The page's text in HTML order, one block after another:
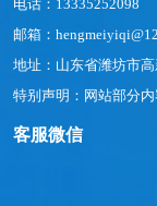
电话：13335252098
邮箱：
地址：山东省潍坊市
特别声明：网站部分
客服微信